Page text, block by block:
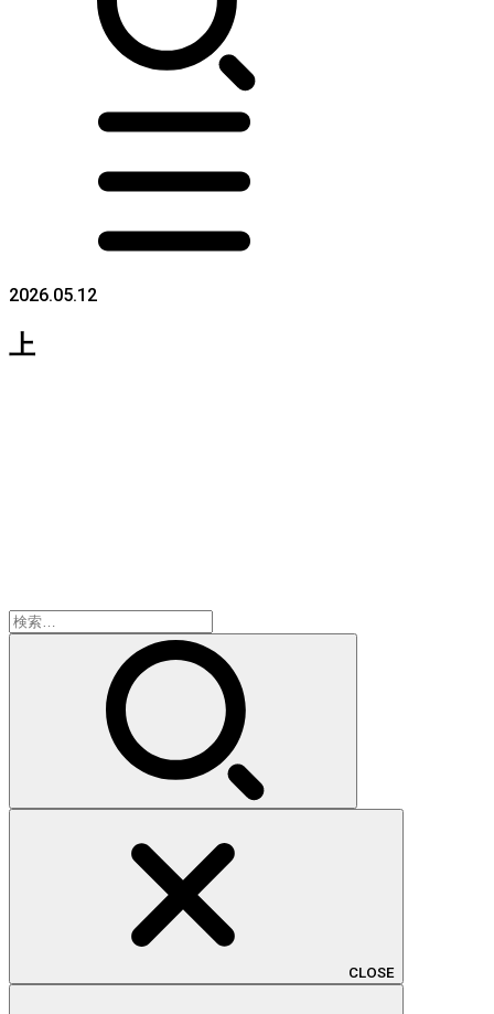
2026.05.12
上
検
索:
CLOSE